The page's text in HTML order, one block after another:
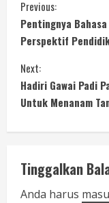
C
o
n
t
i
n
u
Previous:
Pentingnya
Perspektif
Next:
Hadiri Gawai Padi
Untuk Menanam
Tinggalkan
Anda harus